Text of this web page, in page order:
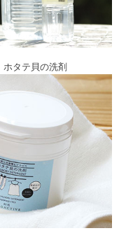
タテ貝の洗剤